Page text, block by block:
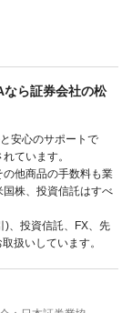
ら証券会社の松
安心のサポートで
ています。
他商品の手数料も業
株、投資信託はすべ
)、投資信託、FX、先
扱いしています。